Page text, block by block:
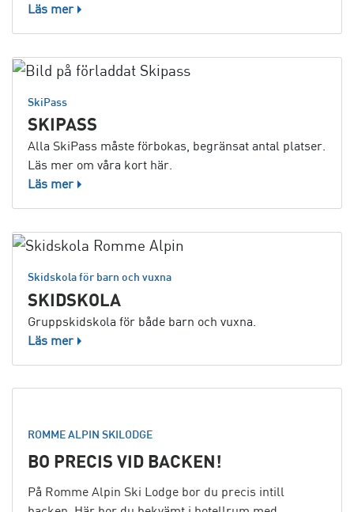
Läs mer
SkiPass
SKIPASS
Alla SkiPass måste förbokas, begränsat antal platser.
Läs mer om våra kort här.
Läs mer
Skidskola för barn och vuxna
SKIDSKOLA
Gruppskidskola för både barn och vuxna.
Läs mer
ROMME ALPIN SKILODGE
BO PRECIS VID BACKEN!
På Romme Alpin Ski Lodge bor du precis intill